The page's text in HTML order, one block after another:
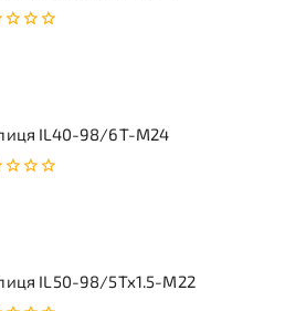
IL40-98/6T-M24
IL50-98/5Tx1.5-M22